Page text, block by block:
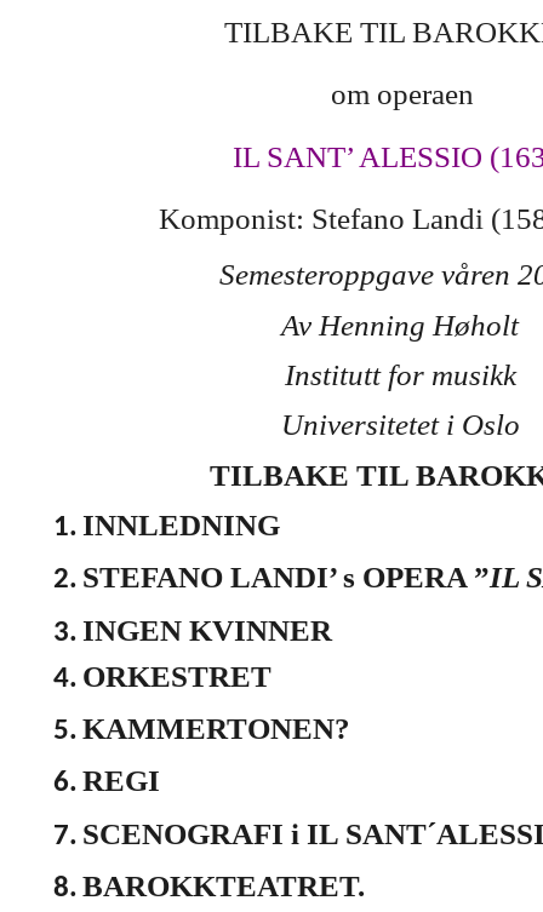
TILBAKE TIL
om operaen
IL SANT’ ALESSIO
Komponist: Stefano Landi
Semesteroppgave våren
Av Henning Høholt
Institutt for musikk
Universitetet i Oslo
TILBAKE TIL
1. INNLEDNING
2. STEFANO LANDI’ s OPERA ”IL
3. INGEN KVINNER
4. ORKESTRET
5. KAMMERTONEN?
6. REGI
7. SCENOGRAFI i IL
8. BAROKKTEATRET.